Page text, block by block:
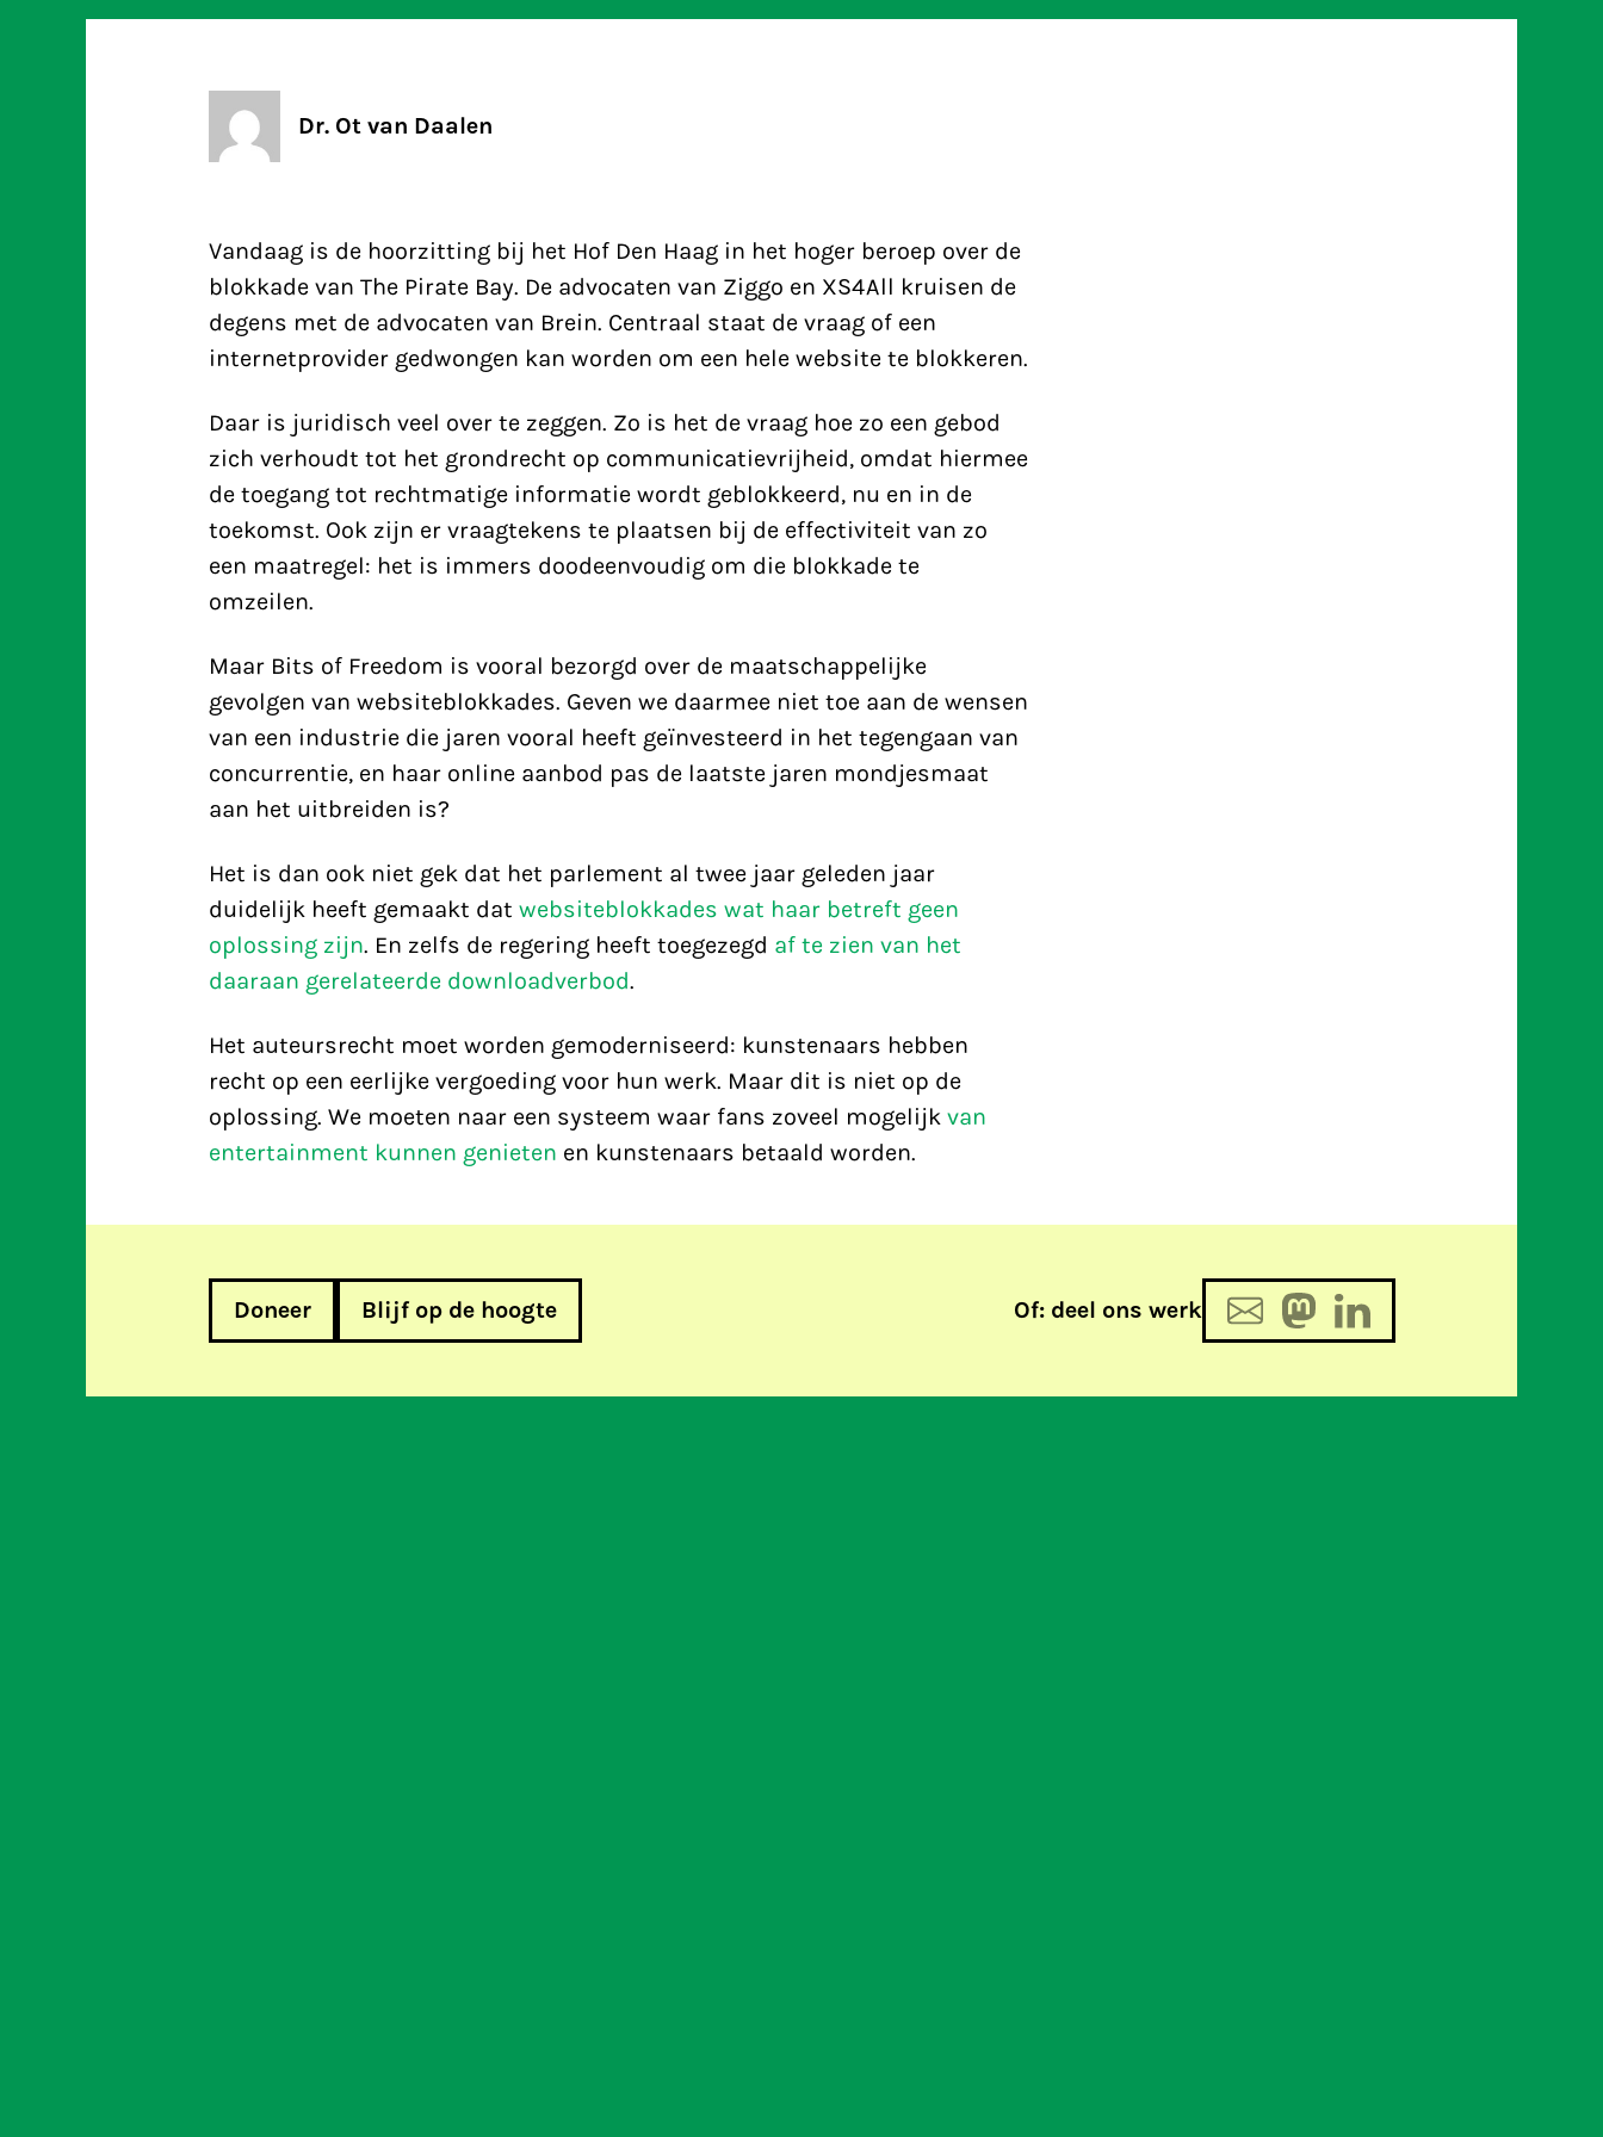
Dr. Ot van Daalen
Vandaag is de hoorzitting bij het Hof Den Haag in het hoger beroep over de
blokkade van The Pirate Bay. De advocaten van Ziggo en XS4All kruisen de
degens met de advocaten van Brein. Centraal staat de vraag of een
internetprovider gedwongen kan worden om een hele website te blokkeren.
Daar is juridisch veel over te zeggen. Zo is het de vraag hoe zo een gebod
zich verhoudt tot het grondrecht op communicatievrijheid, omdat hiermee
de toegang tot rechtmatige informatie wordt geblokkeerd, nu en in de
toekomst. Ook zijn er vraagtekens te plaatsen bij de effectiviteit van zo
een maatregel: het is immers doodeenvoudig om die blokkade te
omzeilen.
Maar Bits of Freedom is vooral bezorgd over de maatschappelijke
gevolgen van websiteblokkades. Geven we daarmee niet toe aan de wensen
van een industrie die jaren vooral heeft geïnvesteerd in het tegengaan van
concurrentie, en haar online aanbod pas de laatste jaren mondjesmaat
aan het uitbreiden is?
Het is dan ook niet gek dat het parlement al twee jaar geleden jaar
duidelijk heeft gemaakt dat websiteblokkades wat haar betreft geen
oplossing zijn. En zelfs de regering heeft toegezegd af te zien van het
daaraan gerelateerde downloadverbod.
Het auteursrecht moet worden gemoderniseerd: kunstenaars hebben
recht op een eerlijke vergoeding voor hun werk. Maar dit is niet op de
oplossing. We moeten naar een systeem waar fans zoveel mogelijk van
entertainment kunnen genieten en kunstenaars betaald worden.
Doneer Blijf op de hoogte Of: deel ons werk